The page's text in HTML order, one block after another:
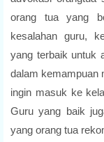
orang tua yang
kesalahan guru,
yang terbaik untuk
dalam kemampuan
ingin masuk ke
Guru yang baik
yang orang tua